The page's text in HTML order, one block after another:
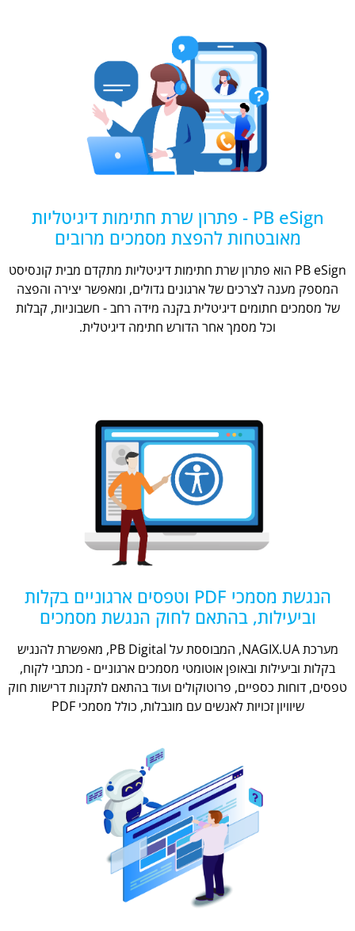
PB eSign - פתרון שרת חתימות דיגיטליות
מאובטחות להפצת מסמכים מרובים
PB eSign הוא פתרון שרת חתימות דיגיטליות מתקדם מבית קונסיסט
המספק מענה לצרכים של ארגונים גדולים, ומאפשר יצירה והפצה
של מסמכים חתומים דיגיטלית בקנה מידה רחב - חשבוניות, קבלות
וכל מסמך אחר הדורש חתימה דיגיטלית.
הנגשת מסמכי PDF וטפסים ארגוניים בקלות
וביעילות, בהתאם לחוק הנגשת מסמכים
מערכת NAGIX.UA, המבוססת על PB Digital, מאפשרת להנגיש
בקלות וביעילות ובאופן אוטומטי מסמכים ארגוניים - מכתבי לקוח,
טפסים, דוחות כספיים, פרוטוקולים ועוד בהתאם לתקנות דרישות חוק
שיוויון זכויות לאנשים עם מוגבלות, כולל מסמכי PDF